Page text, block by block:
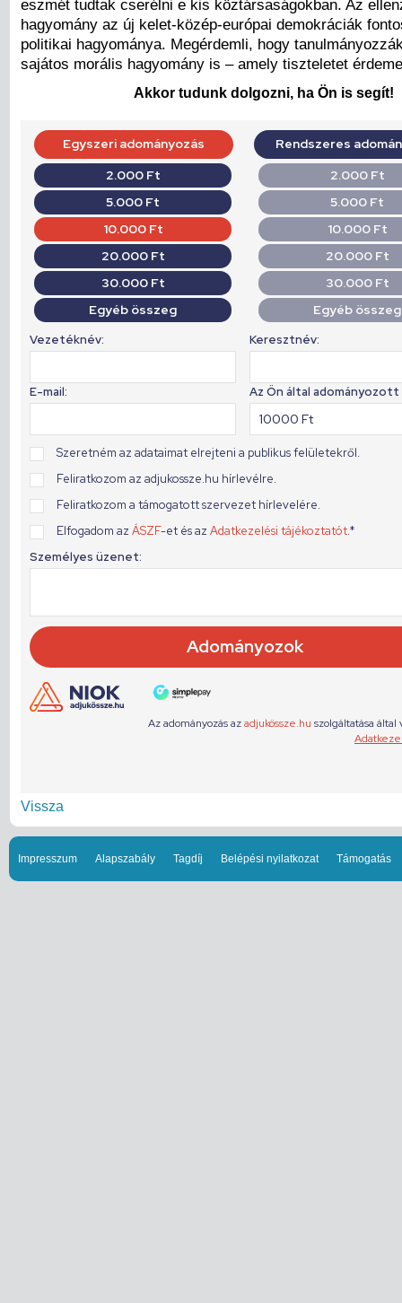
eszmét tudtak cserélni e kis köztársaságokban. Az
hagyomány az új kelet-közép-európai demokráciák
politikai hagyománya. Megérdemli, hogy
sajátos morális hagyomány is – amely tiszteletet
Akkor tudunk dolgozni, ha Ön is segít!
Vissza
Impresszum Alapszabály Tagdíj Belépési nyilatkozat Támogatás